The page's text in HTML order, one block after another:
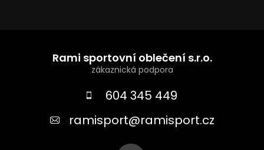
Rami sportovní oblečení s.r.o.
604 345 449
ramisport@ramisport.cz